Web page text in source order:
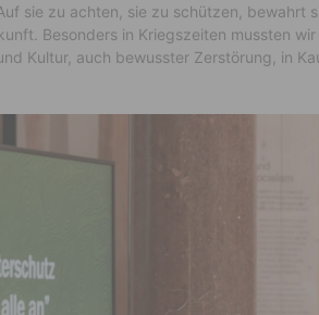
sie zu achten, sie zu schützen, bewahrt
Besonders in Kriegszeiten mussten
Kultur, auch bewusster Zerstörung, in